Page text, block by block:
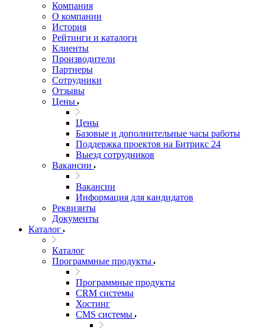
Компания
О компании
История
Рейтинги и каталоги
Клиенты
Производители
Партнеры
Сотрудники
Отзывы
Цены
Цены
Базовые и дополнительные часы работы
Поддержка проектов на Битрикс 24
Выезд сотрудников
Вакансии
Вакансии
Информация для кандидатов
Реквизиты
Документы
Каталог
Каталог
Программные продукты
Программные продукты
CRM системы
Хостинг
CMS системы